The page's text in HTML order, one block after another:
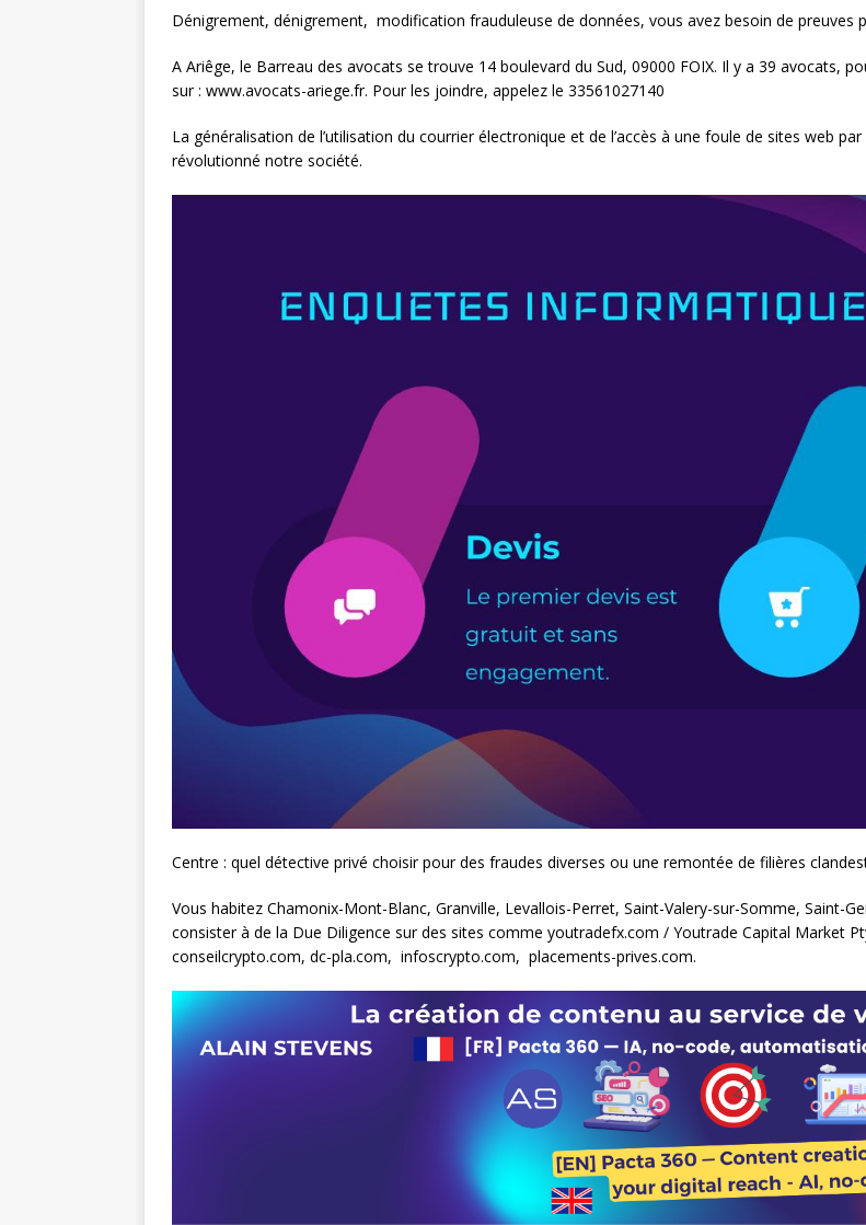
Dénigrement, dénigrement, modification frauduleuse de données, vous avez besoin de preuves
A Ariêge, le Barreau des avocats se trouve 14 boulevard du Sud, 09000 FOIX. Il y a 39 avocats,
sur : www.avocats-ariege.fr. Pour les joindre, appelez le 33561027140
La généralisation de l’utilisation du courrier électronique et de l’accès à une foule de sites web
révolutionné notre société.
Centre : quel détective privé choisir pour des fraudes diverses ou une remontée de filières
Vous habitez Chamonix-Mont-Blanc, Granville, Levallois-Perret, Saint-Valery-sur-Somme, Saint-
consister à de la Due Diligence sur des sites comme youtradefx.com / Youtrade Capital Market
conseilcrypto.com, dc-pla.com, infoscrypto.com, placements-prives.com.